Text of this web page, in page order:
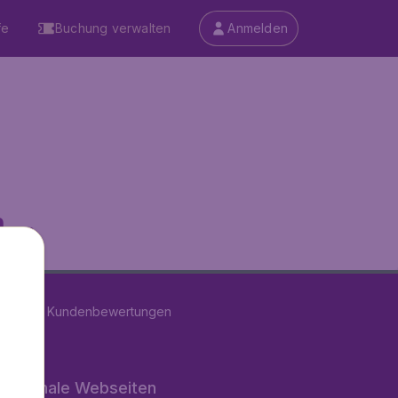
Buchung verwalten Anmelden
...
Kundenbewertungen
Webseiten